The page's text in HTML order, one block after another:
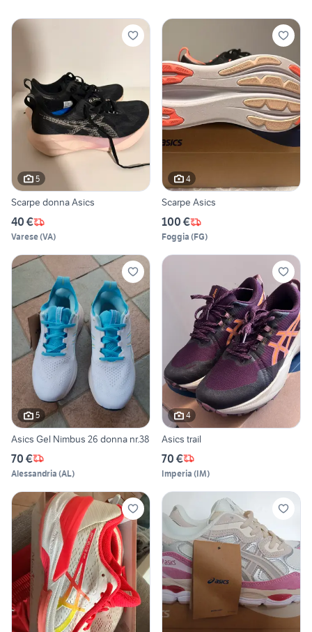
5
Scarpe donna Asics
40 €
Varese(VA)
4
Scarpe Asics
100 €
Foggia (FG)
5
Asics Gel Nimbus 26 donna nr.38
70 €
Alessandria (AL)
4
Asics trail
70 €
Imperia (IM)